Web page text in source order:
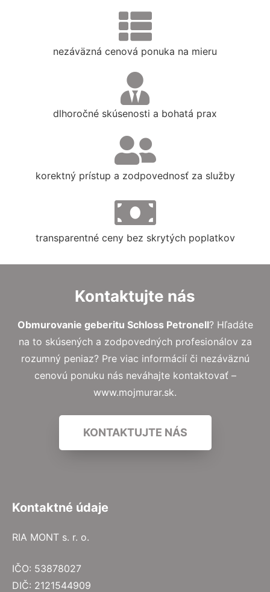
nezáväzná cenová ponuka na mieru
dlhoročné skúsenosti a bohatá prax
korektný prístup a zodpovednosť za služby
transparentné ceny bez skrytých poplatkov
Kontaktujte nás
Obmurovanie geberitu Schloss Petronell? Hľadáte
na to skúsených a zodpovedných profesionálov za
rozumný peniaz? Pre viac informácií či nezáväznú
cenovú ponuku nás neváhajte kontaktovať –
www.mojmurar.sk.
KONTAKTUJTE NÁS
Kontaktné údaje
RIA MONT s. r. o.
IČO: 53878027
DIČ: 2121544909